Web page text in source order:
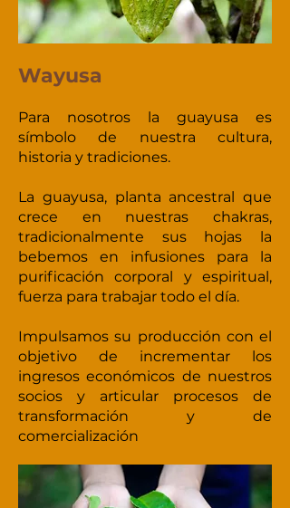
Wayusa
Para nosotros la guayusa es
símbolo de nuestra cultura,
historia y tradiciones.
La guayusa, planta ancestral que
crece en nuestras chakras,
tradicionalmente sus hojas la
bebemos en infusiones para la
purificación corporal y espiritual,
fuerza para trabajar todo el día.
Impulsamos su producción con el
objetivo de incrementar los
ingresoseconómicos de nuestros
socios y articular procesos de
transformación y de
comercialización